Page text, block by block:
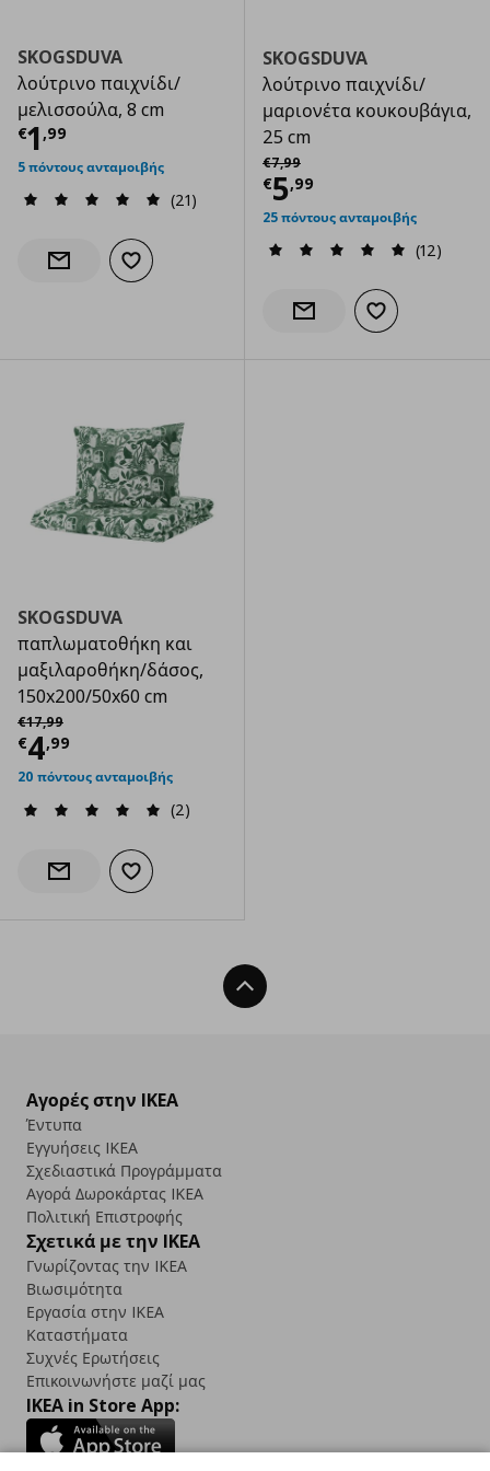
SKOGSDUVA
λούτρινο παιχνίδι/
μελισσούλα, 8 cm
€1 ,99
Τρέχουσα τιμή € 1,99
5 πόντους ανταμοιβής
(21)
Ενημέρωση διαθεσιμότητας
Προσθήκη στα αγαπημένα
SKOGSDUVA
λούτρινο παιχνίδι/
μαριονέτα κουκουβάγια,
25 cm
€7,99
Αρχική τιμή
€5,99
Τρέχουσα
25 πόντους ανταμοιβής
(12)
Ενημέρωση διαθεσιμότητας
Προσθήκη στα
SKOGSDUVA
παπλωματοθήκη και
μαξιλαροθήκη/δάσος,
150x200/50x60 cm
€17,99
Αρχική τιμή
€4,99
Τρέχουσα τιμή
20 πόντους ανταμοιβής
(2)
Ενημέρωση διαθεσιμότητας
Προσθήκη στα αγαπημένα
Back To Top
Αγορές στην IKEA
Έντυπα
Εγγυήσεις IKEA
Σχεδιαστικά Προγράμματα
Αγορά Δωρoκάρτας IKEA
Πολιτική Επιστροφής
Σχετικά με την IKEA
Γνωρίζοντας την IKEA
Βιωσιμότητα
Εργασία στην IKEA
Καταστήματα
Συχνές Ερωτήσεις
Επικοινωνήστε μαζί μας
IKEA in Store App: